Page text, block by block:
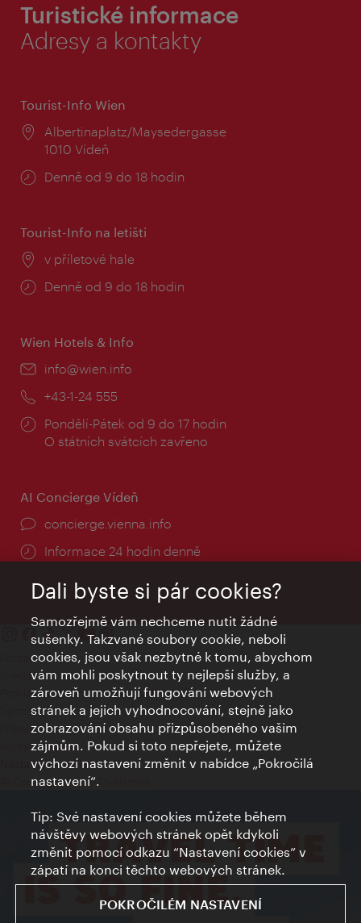
Turistické informace
Adresy a kontakty
Tourist-Info Wien
Místo:
Albertinaplatz/Maysedergasse
1010 Vídeň
Provozní
Denně od 9 do 18 hodin
Tourist-Info na letišti
Místo:
v příletové hale
Provozní
Denně od 9 do 18 hodin
Wien Hotels & Info
E-
info@wien.info
Telefon:
+43-1-24 555
Provozní
doba:
Pondělí-Pátek od 9 do 17 hodin
O státních svátcích zavřeno
AI Concierge Vídeň
concierge.vienna.info
Informace 24 hodin denně
Kontakty
Credits
Prohlášení o ochraně osobních údajů
Terms of Use
Přístupnost
Kontakt pro tisk
Nastavení cookies
© Copyright Wien Tourismus
Dali byste si pár cookies?
Samozřejmě vám nechceme nutit žádné
sušenky. Takzvané soubory cookie, neboli
cookies, jsou však nezbytné k tomu, abychom
vám mohli poskytnout ty nejlepší služby, a
zároveň umožňují fungování webových
stránek a jejich vyhodnocování, stejně jako
zobrazování obsahu přizpůsobeného vašim
zájmům. Pokud si toto nepřejete, můžete
výchozí nastavení změnit v nabídce „Pokročilá
nastavení“.
Tip: Své nastavení cookies můžete během
návštěvy webových stránek opět kdykoli
změnit pomocí odkazu “Nastavení cookies” v
zápatí na konci těchto webových stránek.
POKROČILÉM NASTAVENÍ